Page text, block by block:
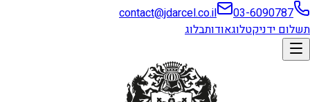
03-6090787
contact@jdarcel.co.il
תשלום ידניקטלוגאודותבלוג